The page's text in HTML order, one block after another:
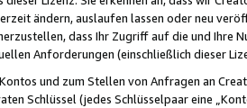
ändern, auslaufen lassen oder neu
dass Ihr Zugriff auf die und Ihre
Anforderungen (einschließlich dieser
und zum Stellen von Anfragen an
Schlüssel (jedes Schlüsselpaar eine